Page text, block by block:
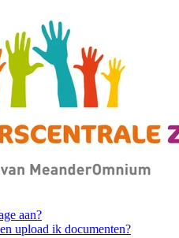
aan?
upload ik documenten?